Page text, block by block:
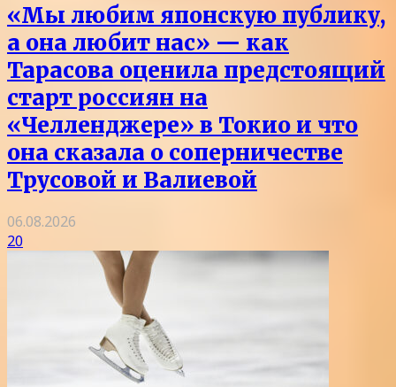
«Мы любим японскую публику,
а она любит нас» — как
Тарасова оценила предстоящий
старт россиян на
«Челленджере» в Токио и что
она сказала о соперничестве
Трусовой и Валиевой
06.08.2026
20